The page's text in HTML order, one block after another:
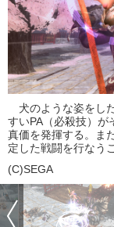
犬のような姿をし
すいPA（必殺技）が
真価を発揮する。ま
定した戦闘を行なう
(C)SEGA